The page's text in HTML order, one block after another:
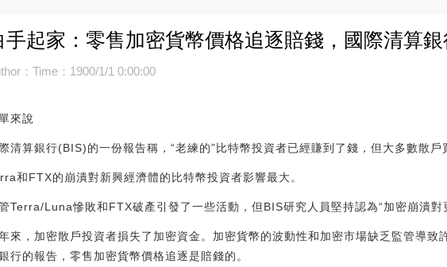
手起家：零售加密貨幣價格追逐賠錢，國際清算
：Time：1900/1/1 0:00:00
來說
清算銀行(BIS)的一份報告稱，“老練的”比特幣投資者已經賺到了錢，但大多數散戶
和FTX的崩潰對新興經濟體的比特幣投資者影響最大。
Terra/Luna慘敗和FTX破產引發了一些活動，但BIS研究人員堅持認為“加密崩潰對
來，加密散戶投資者損失了加密資金。加密貨幣的波動性和加密市場缺乏監管導致
行的報告，零售加密貨幣價格追逐是賠錢的。